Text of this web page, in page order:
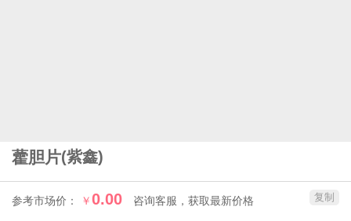
藿胆片(紫鑫)
参考市场价： ￥0.00 咨询客服，获取最新价格 复制